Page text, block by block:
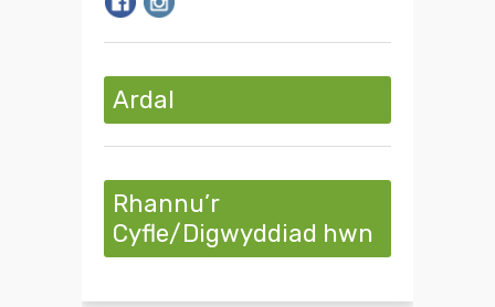
Ardal
Rhannu’r
Cyfle/Digwyddiad hwn